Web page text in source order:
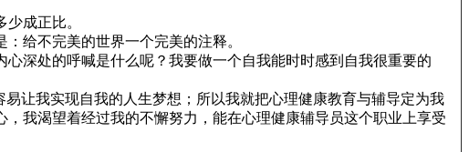
成正比。
给不完美的世界一个完美的注释。
深处的呼喊是什么呢？我要做一个自我能时时感到自我很重要的
让我实现自我的人生梦想；所以我就把心理健康教育与辅导定为我
我渴望着经过我的不懈努力，能在心理健康辅导员这个职业上享受